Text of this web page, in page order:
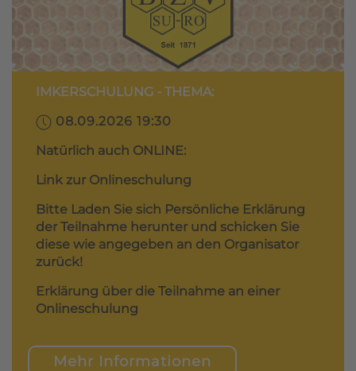
IMKERSCHULUNG - THEMA:
08.09.2026 19:30
Natürlich auch ONLINE:
Link zur Onlineschulung
Bitte Laden Sie sich Persönliche Erklärung
der Teilnahme herunter und schicken Sie
diese wie angegeben an den Organisator
zurück!
Erklärung über die Teilnahme an einer
Onlineschulung
Mehr Informationen